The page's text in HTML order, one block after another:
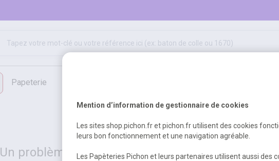
papeterie
mobilier et équipements hygiène, sécurité, 1er secours outils,
Erreur
Un problème serveur est survenu. Veuillez nous
Mention d’information de gestionnaire de cookies
Les sites shop.pichon.fr et pichon.fr utilisent des cookies
leurs bon fonctionnement et une navigation agréable.
Les Papèteries Pichon et leurs partenaires utilisent aussi des